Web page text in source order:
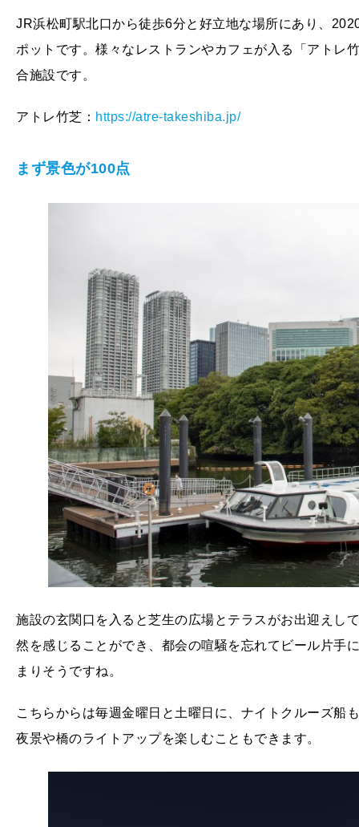
JR浜松町駅北口から徒歩6分と好立地な場所にあり、
ポットです。様々なレストランやカフェが入る「アトレ
合施設です。
アトレ竹芝： https://atre-takeshiba.jp/
まず景色が100点
施設の玄関口を入ると芝生の広場とテラスがお出迎えし
然を感じることができ、都会の喧騒を忘れてビール片
まりそうですね。
こちらからは毎週金曜日と土曜日に、ナイトクルーズ船
夜景や橋のライトアップを楽しむこともできます。